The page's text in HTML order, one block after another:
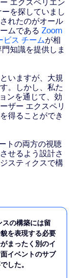
エクスペリエン
を探していまし
れたのがオール
ムである Zoom
ビス チームが相
知識を提供しま
いますが、大規
。しかし、私た
ンを通じて、効
ザー エクスペリ
得ることができ
トの両方の視聴
せるよう設計さ
スティクスで構
の構築には留
を表現する必要
まったく別のイ
イベントのサブ
した。